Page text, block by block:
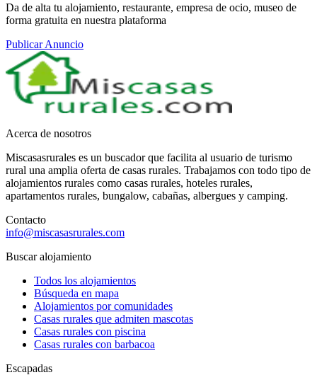
Da de alta tu alojamiento, restaurante, empresa de ocio, museo de
forma gratuita en nuestra plataforma
Publicar Anuncio
Acerca de nosotros
Miscasasrurales es un buscador que facilita al usuario de turismo
rural una amplia oferta de casas rurales. Trabajamos con todo tipo de
alojamientos rurales como casas rurales, hoteles rurales,
apartamentos rurales, bungalow, cabañas, albergues y camping.
Contacto
info@miscasasrurales.com
Buscar alojamiento
Todos los alojamientos
Búsqueda en mapa
Alojamientos por comunidades
Casas rurales que admiten mascotas
Casas rurales con piscina
Casas rurales con barbacoa
Escapadas